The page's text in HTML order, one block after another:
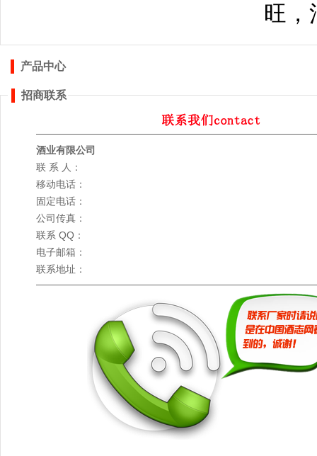
旺
产品中心
招商联系
酒业有限公司
联 系 人：
移动电话：
固定电话：
公司传真：
联系 QQ：
电子邮箱：
联系地址：